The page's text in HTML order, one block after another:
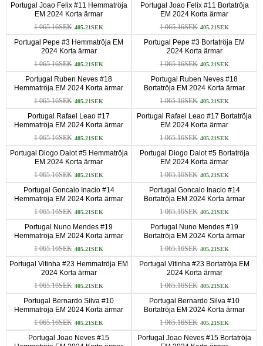
Portugal Joao Felix #11 Hemmatröja
EM 2024 Korta ärmar
1 065.16SEK 405.21SEK
Portugal Joao Felix #11 Bortatröja
EM 2024 Korta ärmar
1 065.16SEK 405.21SEK
Portugal Pepe #3 Hemmatröja EM
2024 Korta ärmar
1 065.16SEK 405.21SEK
Portugal Pepe #3 Bortatröja EM
2024 Korta ärmar
1 065.16SEK 405.21SEK
Portugal Ruben Neves #18
Hemmatröja EM 2024 Korta ärmar
1 065.16SEK 405.21SEK
Portugal Ruben Neves #18
Bortatröja EM 2024 Korta ärmar
1 065.16SEK 405.21SEK
Portugal Rafael Leao #17
Hemmatröja EM 2024 Korta ärmar
1 065.16SEK 405.21SEK
Portugal Rafael Leao #17 Bortatröja
EM 2024 Korta ärmar
1 065.16SEK 405.21SEK
Portugal Diogo Dalot #5 Hemmatröja
EM 2024 Korta ärmar
1 065.16SEK 405.21SEK
Portugal Diogo Dalot #5 Bortatröja
EM 2024 Korta ärmar
1 065.16SEK 405.21SEK
Portugal Goncalo Inacio #14
Hemmatröja EM 2024 Korta ärmar
1 065.16SEK 405.21SEK
Portugal Goncalo Inacio #14
Bortatröja EM 2024 Korta ärmar
1 065.16SEK 405.21SEK
Portugal Nuno Mendes #19
Hemmatröja EM 2024 Korta ärmar
1 065.16SEK 405.21SEK
Portugal Nuno Mendes #19
Bortatröja EM 2024 Korta ärmar
1 065.16SEK 405.21SEK
Portugal Vitinha #23 Hemmatröja EM
2024 Korta ärmar
1 065.16SEK 405.21SEK
Portugal Vitinha #23 Bortatröja EM
2024 Korta ärmar
1 065.16SEK 405.21SEK
Portugal Bernardo Silva #10
Hemmatröja EM 2024 Korta ärmar
1 065.16SEK 405.21SEK
Portugal Bernardo Silva #10
Bortatröja EM 2024 Korta ärmar
1 065.16SEK 405.21SEK
Portugal Joao Neves #15
Portugal Joao Neves #15 Bortatröja